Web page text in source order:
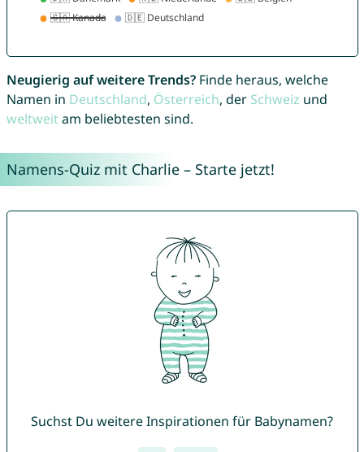
Neugierig auf weitere Trends?Finde heraus, welche
Namen in Deutschland, Österreich, der Schweiz und
weltweitam beliebtesten sind.
Namens-Quiz mit Charlie – Starte jetzt!
Suchst Du weitere Inspirationen für Babynamen?